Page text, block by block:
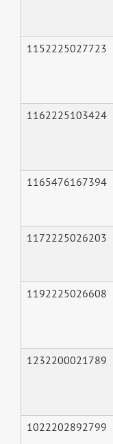
1152225027723
1162225103424
1165476167394
1172225026203
1192225026608
1232200021789
1022202892799